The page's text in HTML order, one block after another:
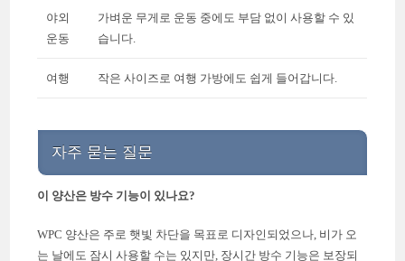
야외
운동
가벼운 무게로 운동 중에도 부담 없이 사용할 수 있
습니다.
여행 작은 사이즈로 여행 가방에도 쉽게 들어갑니다.
자주 묻는 질문
이 양산은 방수 기능이 있나요?
WPC 양산은 주로 햇빛 차단을 목표로 디자인되었으나, 비가 오
는 날에도 잠시 사용할 수는 있지만, 장시간 방수 기능은 보장되